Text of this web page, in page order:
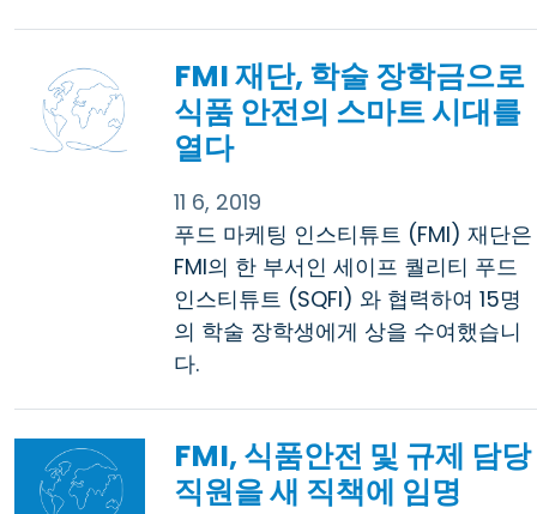
FMI 재단, 학술 장학금으로
식품 안전의 스마트 시대를
열다
11 6, 2019
푸드 마케팅 인스티튜트 (FMI) 재단은
FMI의 한 부서인 세이프 퀄리티 푸드
인스티튜트 (SQFI) 와 협력하여 15명
의 학술 장학생에게 상을 수여했습니
다.
FMI, 식품안전 및 규제 담당
직원을 새 직책에 임명